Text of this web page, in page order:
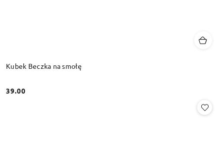
Kubek Beczka na smołę
Cena:
39.00